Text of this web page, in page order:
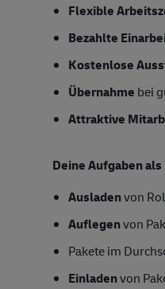
Flexible
Bezahlte
Kostenlose
Übernahme bei
Attraktive
Deine Aufgaben
Ausladenvon
Auflegenvon
Pakete im
Einladenvon